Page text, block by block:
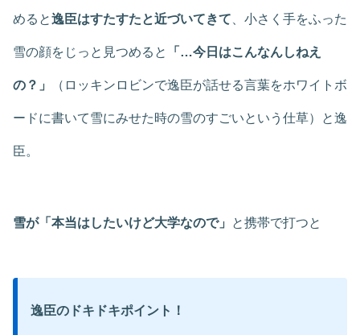
めると逸臣はすたすたと近づいてきて 、小さく手をふった
雪の顔をじっと見つめると 「…今日はこんなんしねえ
の？」 （ロッキンロビンで逸臣が話せる言葉をホワイトボ
ードに書いて雪にみせた時の雪のすごいという仕草）と逸
臣。
雪が「本当はしたいけど大学なので」 と携帯で打つと
逸臣のドキドキポイント！